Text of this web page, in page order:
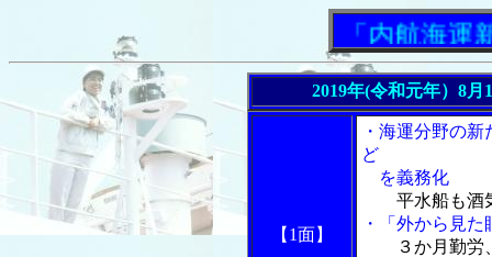
「内航海運新聞
2019年(令和元年）8
【1面】
・海運分野の
ど
を義務化
平水船も酒
・「外から見
３か月勤労